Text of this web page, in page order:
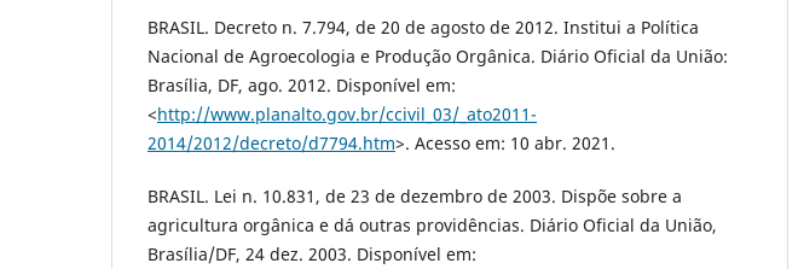
BRASIL. Decreto n. 7.794, de 20 de agosto de 2012. Institui a Política
Nacional de Agroecologia e Produção Orgânica. Diário Oficial da União:
Brasília, DF, ago. 2012. Disponível em:
<http://www.planalto.gov.br/ccivil_03/_ato2011-
2014/2012/decreto/d7794.htm>. Acesso em: 10 abr. 2021.
BRASIL. Lei n. 10.831, de 23 de dezembro de 2003. Dispõe sobre a
agricultura orgânica e dá outras providências. Diário Oficial da União,
Brasília/DF, 24 dez. 2003. Disponível em: